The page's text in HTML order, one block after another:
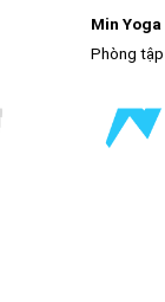
Min
Phòng